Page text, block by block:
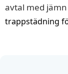
avtal med
trappstädning